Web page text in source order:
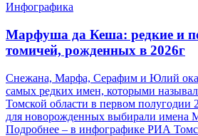
Инфографика
Марфуша да Кеша: редкие и
томичей, рожденных в 2026г
Снежана, Марфа, Серафим и Юлий
самых редких имен, которыми
Томской области в первом полугодии
для новорожденных выбирали имена
Подробнее – в инфографике РИА